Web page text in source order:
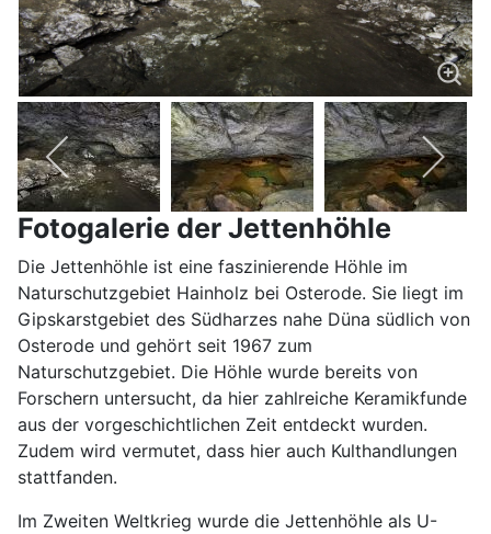
Fotogalerie der Jettenhöhle
Die Jettenhöhle ist eine faszinierende Höhle im
Naturschutzgebiet Hainholz bei Osterode. Sie liegt im
Gipskarstgebiet des Südharzes nahe Düna südlich von
Osterode und gehört seit 1967 zum
Naturschutzgebiet. Die Höhle wurde bereits von
Forschern untersucht, da hier zahlreiche Keramikfunde
aus der vorgeschichtlichen Zeit entdeckt wurden.
Zudem wird vermutet, dass hier auch Kulthandlungen
stattfanden.
Im Zweiten Weltkrieg wurde die Jettenhöhle als U-